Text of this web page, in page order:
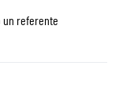
un referente